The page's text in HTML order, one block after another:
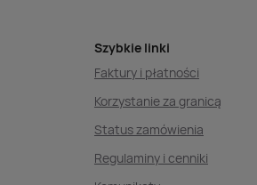
Szybkie linki
Faktury i płatności
Korzystanie za granicą
Status zamówienia
Regulaminy i cenniki